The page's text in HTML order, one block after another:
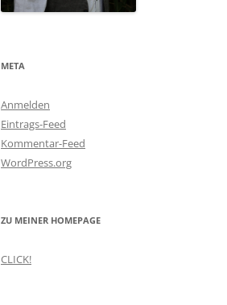
META
Anmelden
Eintrags-Feed
Kommentar-Feed
WordPress.org
ZU MEINER HOMEPAGE
CLICK!